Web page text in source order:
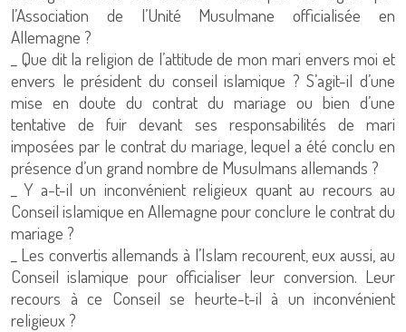
l’Association de l’Unité Musulmane officialisée en
Allemagne ?
_ Que dit la religion de l’attitude de mon mari envers moi et
envers le président du conseil islamique ? S’agit-il d’une
mise en doute du contrat du mariage ou bien d’une
tentative de fuir devant ses responsabilités de mari
imposées par le contrat du mariage, lequel a été conclu en
présence d’un grand nombre de Musulmans allemands ?
_ Y a-t-il un inconvénient religieux quant au recours au
Conseil islamique en Allemagne pour conclure le contrat du
mariage ?
_ Les convertis allemands à l’Islam recourent, eux aussi, au
Conseil islamique pour officialiser leur conversion. Leur
recours à ce Conseil se heurte-t-il à un inconvénient
religieux ?